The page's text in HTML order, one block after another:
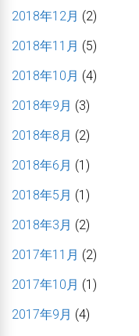
2018年12月 (2)
2018年11月 (5)
2018年10月 (4)
2018年9月 (3)
2018年8月 (2)
2018年6月 (1)
2018年5月 (1)
2018年3月 (2)
2017年11月 (2)
2017年10月 (1)
2017年9月 (4)